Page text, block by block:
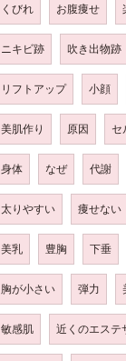
くびれ お腹痩せ
ニキビ跡 吹き出物跡
リフトアップ 小顔
美肌作り 原因 セ
身体 なぜ 代謝
太りやすい 痩せない
美乳 豊胸 下垂
胸が小さい 弾力
敏感肌 近くのエステ